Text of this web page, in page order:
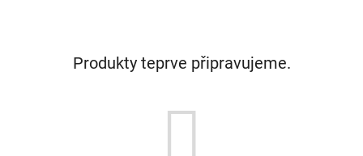
Produkty teprve připravujeme.